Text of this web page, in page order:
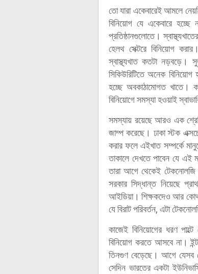
তো যারা একেবারেই আমলে
বিনিয়োগ যে একেবারে
প্রতিষ্ঠানগুলোতে।
হেলথ সেক্টরে বিনিয়োগ
স্বাস্থ্যখাত কতটা নড়বড়ে।
সিকিউরিটিতে অনেক
হচ্ছে অবকাঠামোগত খাতে।
বিনিয়োগে সমস্যা হওয়াই
সমস্যায় রয়েছে আরও এক
জাম্প করেছে। ঢাকা স্টক
করার ফলে এইখাত সম্পর্কে
তাকালে দেখতে পাবেন যে এই
তারা আগে থেকেই টেকনোলজি
সরকার সিদ্ধান্ত নিয়েছে
আইডিয়া। শিক্ষকদেও আর
যে বিরাট পরিবর্তন, এটা
কাজেই বিনিয়োগের ধরণ
বিনিয়োগ করতে আসবে না।
তিনগুণ বেড়েছে। আগে যেসব
সেদিন ভারতের একটা